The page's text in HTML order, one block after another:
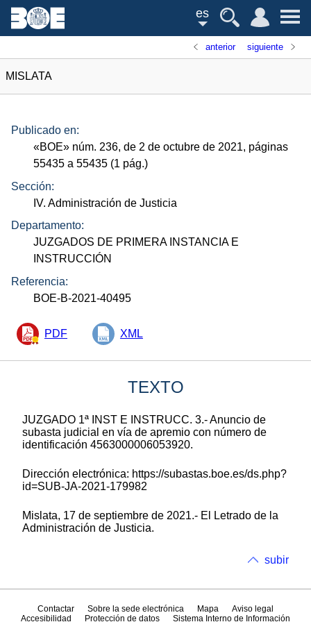
es
anterior siguiente
MISLATA
Publicado en:
«BOE» núm. 236, de 2 de octubre de 2021, páginas
55435 a 55435 (1 pág.)
Sección:
IV. Administración de Justicia
Departamento:
JUZGADOS DE PRIMERA INSTANCIA E
INSTRUCCIÓN
Referencia:
BOE-B-2021-40495
PDF XML
TEXTO
JUZGADO 1ª INST E INSTRUCC. 3.- Anuncio de
subasta judicial en vía de apremio con número de
identificación 4563000006053920.
Dirección electrónica: https://subastas.boe.es/ds.php?
id=SUB-JA-2021-179982
Mislata, 17 de septiembre de 2021.- El Letrado de la
Administración de Justicia.
subir
Contactar Sobre la sede electrónica Mapa
Aviso legal
Accesibilidad
Protección de datos Sistema Interno de Información